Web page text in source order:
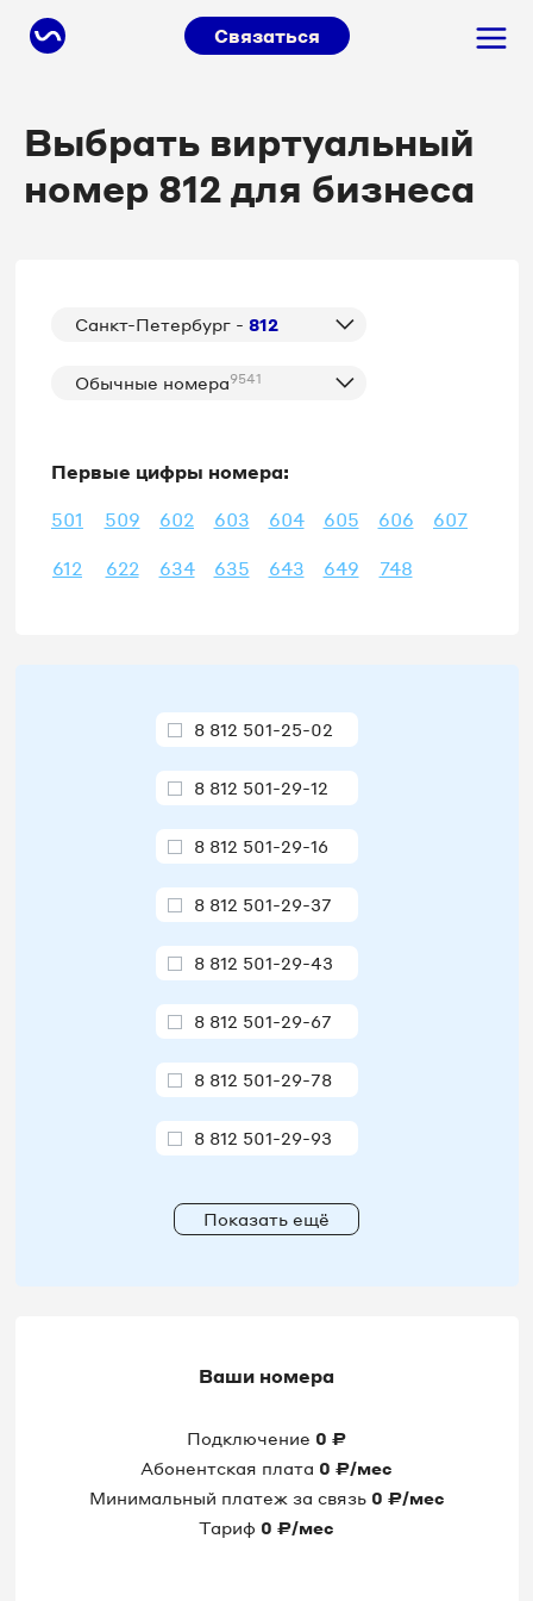
Связаться
Выбрать виртуальный
номер 812 для бизнеса
Санкт-Петербург - 812
Обычные номера9541
Первые цифры номера:
501
509 602 603 604 605 606 607
612 622 634 635 643 649 748
8 812 501-25-02
8 812 501-29-12
8 812 501-29-16
8 812 501-29-37
8 812 501-29-43
8 812 501-29-67
8 812 501-29-78
8 812 501-29-93
8 812 509-80-24
8 812 509-80-34
8 812 509-80-64
Показать ещё
Ваши номера
Подключение 0 ₽
Абонентская плата 0 ₽/мес
Минимальный платеж за связь 0 ₽/мес
Тариф 0 ₽/мес